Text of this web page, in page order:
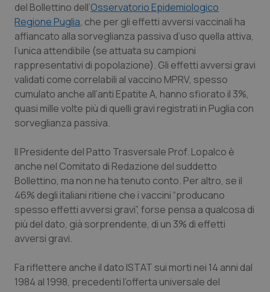
Vaccini
del Bollettino dell’Osservatorio Epidemiologico
Regione Puglia, che per gli effetti avversi vaccinali ha
affiancato alla sorveglianza passiva d’uso quella attiva,
l’unica attendibile (se attuata su campioni
rappresentativi di popolazione). Gli effetti avversi gravi
validati come correlabili al vaccino MPRV, spesso
cumulato anche all’anti Epatite A, hanno sfiorato il 3%,
quasi mille volte più di quelli gravi registrati in Puglia con
sorveglianza passiva.
Il Presidente del Patto Trasversale Prof. Lopalco è
anche nel Comitato di Redazione del suddetto
Bollettino, ma non ne ha tenuto conto. Per altro, se il
46% degli italiani ritiene che i vaccini “producano
spesso effetti avversi gravi”, forse pensa a qualcosa di
più del dato, già sorprendente, di un 3% di effetti
avversi gravi.
Fa riflettere anche il dato ISTAT sui morti nei 14 anni dal
1984 al 1998, precedenti l’offerta universale del